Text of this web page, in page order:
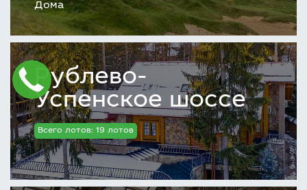
Дома
Рублево-
Успенское шоссе
Всего лотов: 19 лотов